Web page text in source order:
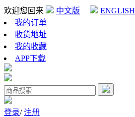
欢迎您回来 中文版
ENGLISH
我的订单
收货地址
我的收藏
APP下载
登录/注册